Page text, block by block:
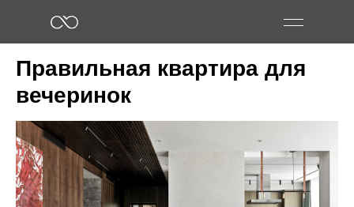
Правильная квартира для
вечеринок